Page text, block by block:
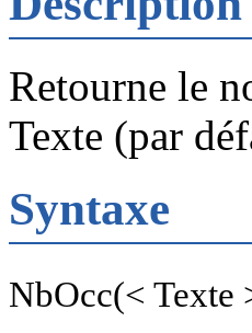
Retourne le
Texte (par
Syntaxe
NbOcc(< Texte